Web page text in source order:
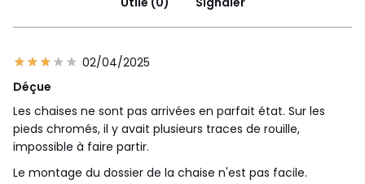
02/04/2025
Déçue
Les chaises ne sont pas arrivées en parfait état. Sur les
pieds chromés, il y avait plusieurs traces de rouille,
impossible à faire partir.
Le montage du dossier de la chaise n'est pas facile.